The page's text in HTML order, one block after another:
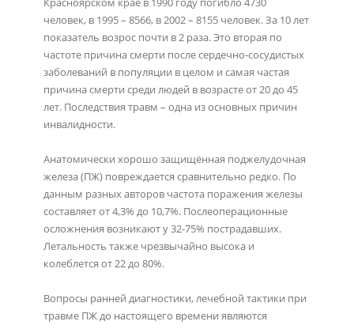
человек, в 1995 – 8566, в 2002 – 8155 человек. За 10 лет
показатель возрос почти в 2 раза. Это вторая по
частоте причина смерти после сердечно-сосудистых
заболеваний в популяции в целом и самая частая
причина смерти среди людей в возрасте от 20 до 45
лет. Последствия травм – одна из основных причин
инвалидности.
Анатомически хорошо защищённая поджелудочная
железа (ПЖ) повреждается сравнительно редко. По
данным разных авторов частота поражения железы
составляет от 4,3% до 10,7%. Послеоперационные
осложнения возникают у 32-75% пострадавших.
Летальность также чрезвычайно высока и
колеблется от 22 до 80%.
Вопросы ранней диагностики, лечебной тактики при
травме ПЖ до настоящего времени являются